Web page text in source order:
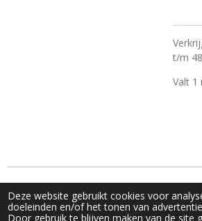
Deze website gebruikt cookies voor
doeleinden en/of het tonen van
Door gebruik te blijven maken van de site
t/m 48
Valt 1
© 2023 - 2026 Live & Shine
Powered by JouwWeb